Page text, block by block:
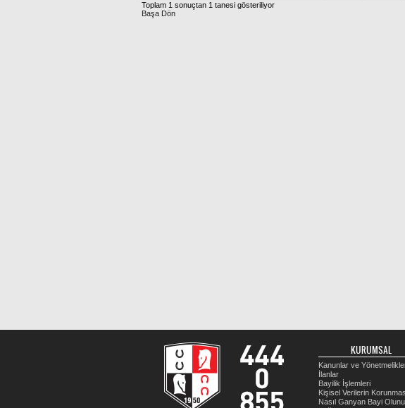
Toplam 1 sonuçtan 1 tanesi gösteriliyor
Başa Dön
KURUMSAL
Kanunlar ve
İlanlar
Bayilik İşlemleri
Kişisel Verilerin
Nasıl Ganyan Bayi